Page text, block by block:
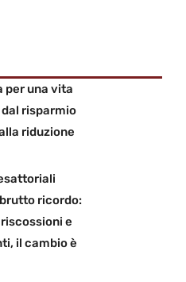
per una vita
risparmio
riduzione
ricordo:
e
il cambio è